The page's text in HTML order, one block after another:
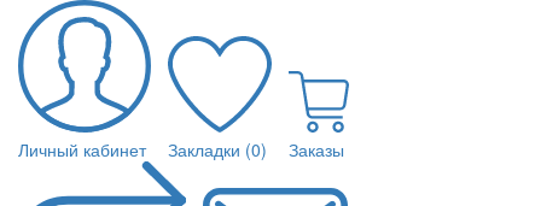
Личный кабинет Закладки (0) Заказы